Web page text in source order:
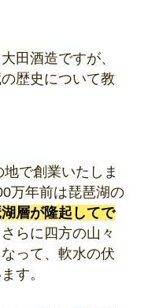
田酒造ですが、
歴史について教
で創業いたしま
万年前は琵琶湖の
層が隆起してで
らに四方の山々
って、軟水の伏
す。